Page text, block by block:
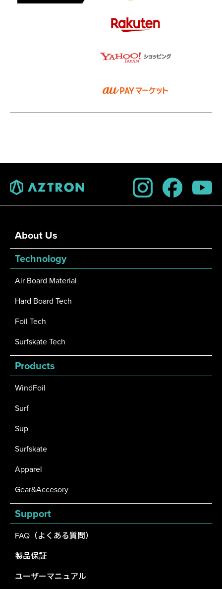
About Us
Technology
Air Board Material
Hard Board Tech
Foil Tech
Surfskate Tech
Products
WindFoil
Surf
Sup
Surfskate
Apparel
Gear&Accesory
Support
FAQ（よくある質問）
製品保証
ユーザーマニュアル